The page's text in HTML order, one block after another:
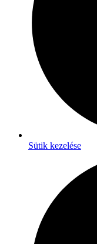
Sütik kezelése